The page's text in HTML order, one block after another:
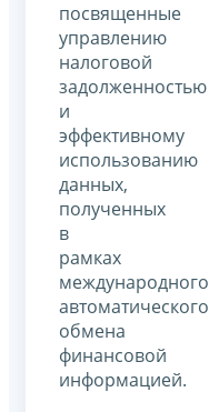
посвященные
управлению
налоговой
задолженностью
и
эффективному
использованию
данных,
полученных
в
рамках
международного
автоматического
обмена
финансовой
информацией.